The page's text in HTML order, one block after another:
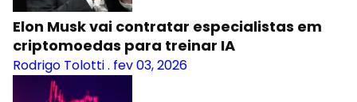
Elon Musk vai contratar especialistas em
criptomoedas para treinar IA
Rodrigo Tolotti. fev 03, 2026